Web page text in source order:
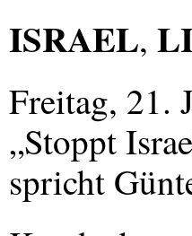
ISRAEL,
Freitag, 21.
„Stoppt
spricht